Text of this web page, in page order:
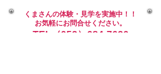
くまさんの体験・見学を実施中！！
お気軽にお問合せください。
TEL（052）684-7620